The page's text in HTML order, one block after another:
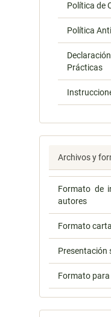
Política de
Política
Prácticas
Archivos y
Formato de
autores
Formato
Presentación
Formato